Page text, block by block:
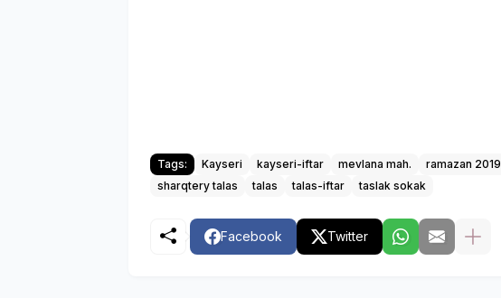
Tags: Kayseri kayseri-iftar mevlana mah. ramazan 2019
sharqtery talas
talas talas-iftar taslak sokak
Facebook Twitter